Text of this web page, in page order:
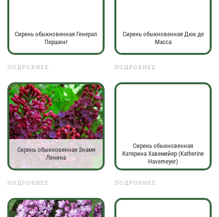
Сирень обыкновенная Генерал
Першинг
ПОДРОБНЕЕ
Сирень обыкновенная Дюк де
Масса
ПОДРОБНЕЕ
Сирень обыкновенная Знамя
Ленина
ПОДРОБНЕЕ
Сирень обыкновенная
Катерина Хавемейер (Katherine
Havemeyer)
ПОДРОБНЕЕ